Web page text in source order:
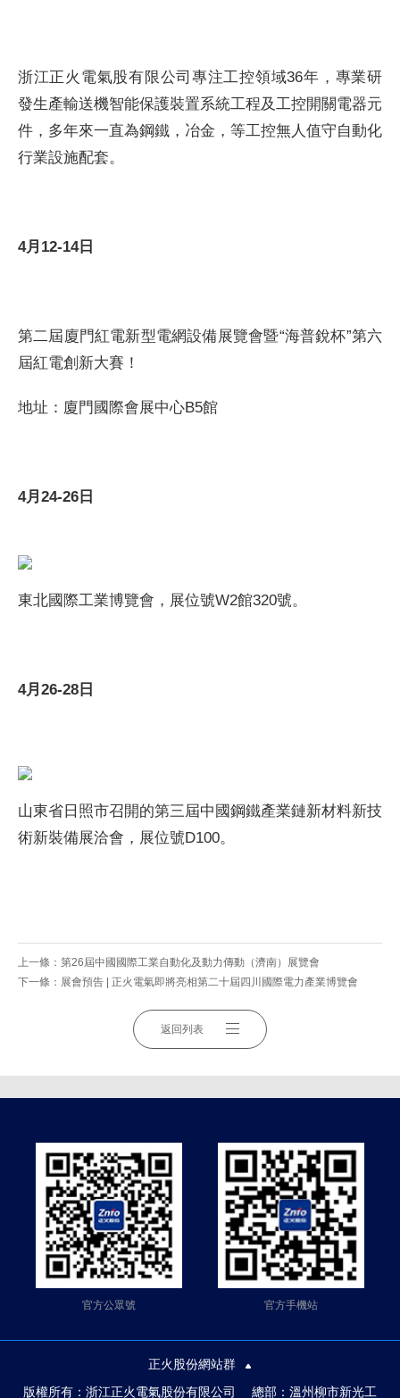
浙江正火電氣股有限公司專注工控領域36年，專業研
發生產輸送機智能保護裝置系統工程及工控開關電器元
件，多年來一直為鋼鐵，冶金，等工控無人值守自動化
行業設施配套。
4月12-14日
第二屆廈門紅電新型電網設備展覽會暨“海普銳杯”第六
屆紅電創新大賽！
地址：廈門國際會展中心B5館
4月24-26日
東北國際工業博覽會，展位號W2館320號。
4月26-28日
山東省日照市召開的第三屆中國鋼鐵產業鏈新材料新技
術新裝備展洽會，展位號D100。
上一條： 第26屆中國國際工業自動化及動力傳動（濟南）展覽會
下一條： 展會預告 | 正火電氣即將亮相第二十屆四川國際電力產業博覽會
返回列表
官方公眾號 官方手機站
正火股份網站群
版權所有：浙江正火電氣股份有限公司 總部：溫州柳市新光工